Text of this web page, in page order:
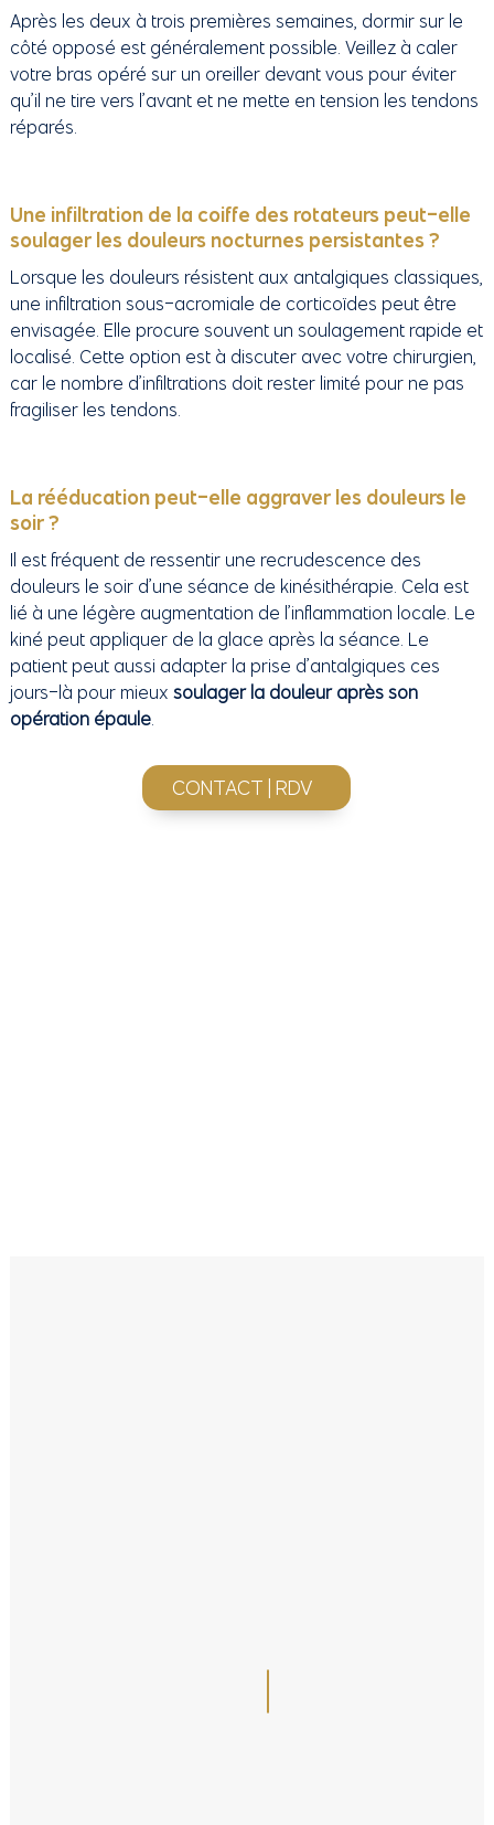
Après les deux à trois premières semaines, dormir sur le
côté opposé est généralement possible. Veillez à caler
votre bras opéré sur un oreiller devant vous pour éviter
qu’il ne tire vers l’avant et ne mette en tension les tendons
réparés.
Une infiltration de la coiffe des rotateurs peut-elle
soulager les douleurs nocturnes persistantes ?
Lorsque les douleurs résistent aux antalgiques classiques,
une infiltration sous-acromiale de corticoïdes peut être
envisagée. Elle procure souvent un soulagement rapide et
localisé. Cette option est à discuter avec votre chirurgien,
car le nombre d’infiltrations doit rester limité pour ne pas
fragiliser les tendons.
La rééducation peut-elle aggraver les douleurs le
soir ?
Il est fréquent de ressentir une recrudescence des
douleurs le soir d’une séance de kinésithérapie. Cela est
lié à une légère augmentation de l’inflammation locale. Le
kiné peut appliquer de la glace après la séance. Le
patient peut aussi adapter la prise d’antalgiques ces
jours-là pour mieux soulager la douleur après son
opération épaule.
CONTACT | RDV